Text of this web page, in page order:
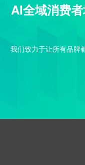
AI全域消费
我们致力于让所有品牌